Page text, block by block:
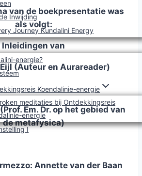
Inwijding
Journey Kundalini Energy
energie?
Koendalinie-energie
meditaties bij Ontdekkingsreis
energie
I
van de boekpresentatie was
als volgt:
Inleidingen van
(Auteur en Aurareader)
Em. Dr. op het gebied van
de metafysica)
Annette van der Baan